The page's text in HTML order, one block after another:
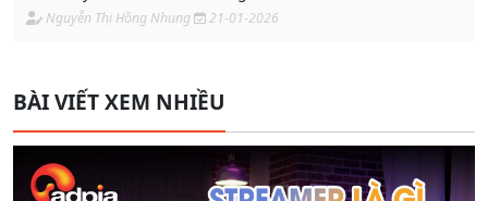
Nguyễn Thị Hồng Nhung 21-01-2026
BÀI VIẾT XEM NHIỀU